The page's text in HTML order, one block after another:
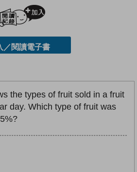
試閲
／閱讀電子書
the types of fruit sold in a fruit
day. Which type of fruit was